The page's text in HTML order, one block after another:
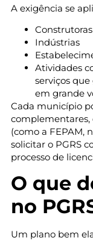
A exigência se
Indústrias
Atividades
serviços
em grande
Cada município
complementares,
(como a FEPAM,
solicitar o PGRS
processo de
O que
no
Um plano bem